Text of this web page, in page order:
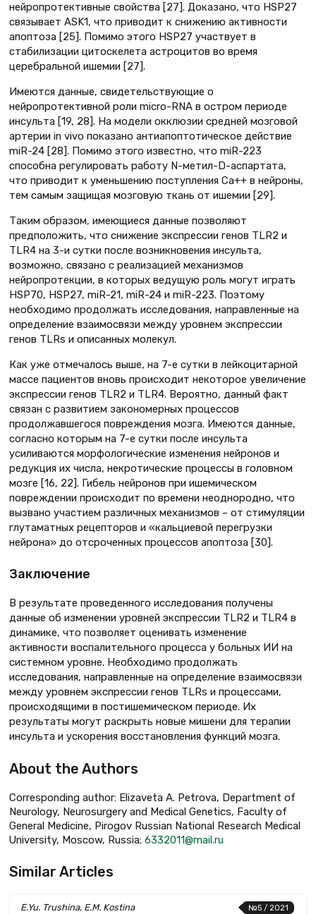
нейропротективные свойства [27]. Доказано, что HSP27
связывает ASK1, что приводит к снижению активности
апоптоза [25]. Помимо этого HSP27 участвует в
стабилизации цитоскелета астроцитов во время
церебральной ишемии [27].
Имеются данные, свидетельствующие о
нейропротективной роли micro-RNA в остром периоде
инсульта [19, 28]. На модели окклюзии средней мозговой
артерии in vivo показано антиапоптотическое действие
miR-24 [28]. Помимо этого известно, что miR-223
способна регулировать работу N-метил-D-аспартата,
что приводит к уменьшению поступления Са++ в нейроны,
тем самым защищая мозговую ткань от ишемии [29].
Таким образом, имеющиеся данные позволяют
предположить, что снижение экспрессии генов TLR2 и
TLR4 на 3-и сутки после возникновения инсульта,
возможно, связано с реализацией механизмов
нейропротекции, в которых ведущую роль могут играть
HSP70, HSP27, miR-21, miR-24 и miR-223. Поэтому
необходимо продолжать исследования, направленные на
определение взаимосвязи между уровнем экспрессии
генов TLRs и описанных молекул.
Как уже отмечалось выше, на 7-е сутки в лейкоцитарной
массе пациентов вновь происходит некоторое увеличение
экспрессии генов TLR2 и TLR4. Вероятно, данный факт
связан с развитием закономерных процессов
продолжавшегося повреждения мозга. Имеются данные,
согласно которым на 7-е сутки после инсульта
усиливаются морфологические изменения нейронов и
редукция их числа, некротические процессы в головном
мозге [16, 22]. Гибель нейронов при ишемическом
повреждении происходит по времени неоднородно, что
вызвано участием различных механизмов – от стимуляции
глутаматных рецепторов и «кальциевой перегрузки
нейрона» до отсроченных процессов апоптоза [30].
Заключение
В результате проведенного исследования получены
данные об изменении уровней экспрессии TLR2 и TLR4 в
динамике, что позволяет оценивать изменение
активности воспалительного процесса у больных ИИ на
системном уровне. Необходимо продолжать
исследования, направленные на определение взаимосвязи
между уровнем экспрессии генов TLRs и процессами,
происходящими в постишемическом периоде. Их
результаты могут раскрыть новые мишени для терапии
инсульта и ускорения восстановления функций мозга.
About the Authors
Corresponding author: Elizaveta A. Petrova, Department of
Neurology, Neurosurgery and Medical Genetics, Faculty of
General Medicine, Pirogov Russian National Research Medical
University, Moscow, Russia; 6332011@mail.ru
Similar Articles
№5 / 2021
E.Yu. Trushina, E.M. Kostina